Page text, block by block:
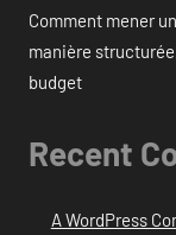
Comment mener
manière
budget
Recent
A WordPress